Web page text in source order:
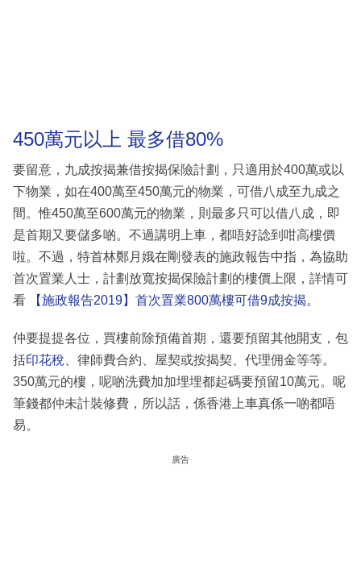
450萬元以上 最多借80%
要留意，九成按揭兼借按揭保險計劃，只適用於400萬或以
下物業，如在400萬至450萬元的物業，可借八成至九成之
間。惟450萬至600萬元的物業，則最多只可以借八成，即
是首期又要儲多啲。不過講明上車，都唔好諗到咁高樓價
啦。不過，特首林鄭月娥在剛發表的施政報告中指，為協助
首次置業人士，計劃放寬按揭保險計劃的樓價上限，詳情可
看
【施政報告2019】首次置業800萬樓可借9成按揭。
仲要提提各位，買樓前除預備首期，還要預留其他開支，包
括印花稅 、律師費合約、屋契或按揭契、代理佣金等等。
350萬元的樓，呢啲洗費加加埋埋都起碼要預留10萬元。呢
筆錢都仲未計裝修費，所以話，係香港上車真係一啲都唔
易。
廣告